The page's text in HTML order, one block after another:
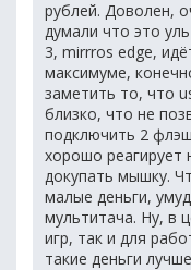
рублей. Доволен,
думали что это
3, mirrros edge,
максимуме,
заметить то, что
близко, что не
подключить 2
хорошо реагирует
докупать мышку.
малые деньги,
мультитача. Ну, в
игр, так и для
такие деньги